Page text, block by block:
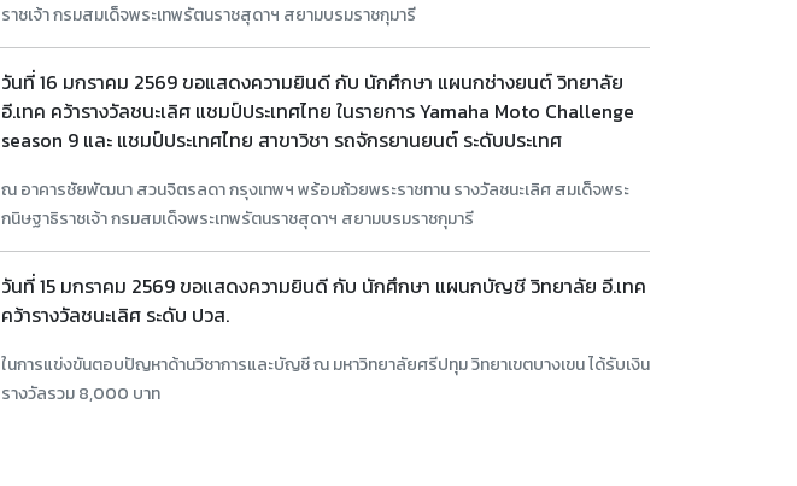
ราชเจ้า กรมสมเด็จพระเทพรัตนราชสุดาฯ สยามบรมราชกุมารี
วันที่ 16 มกราคม 2569 ขอแสดงความยินดี กับ นักศึกษา แผนกช่างยนต์ วิทยาลัย
อี.เทค คว้ารางวัลชนะเลิศ แชมป์ประเทศไทย ในรายการ Yamaha Moto Challenge
season 9 และ แชมป์ประเทศไทย สาขาวิชา รถจักรยานยนต์ ระดับประเทศ
ณ อาคารชัยพัฒนา สวนจิตรลดา กรุงเทพฯ พร้อมถ้วยพระราชทาน รางวัลชนะเลิศ สมเด็จพระ
กนิษฐาธิราชเจ้า กรมสมเด็จพระเทพรัตนราชสุดาฯ สยามบรมราชกุมารี
วันที่ 15 มกราคม 2569 ขอแสดงความยินดี กับ นักศึกษา แผนกบัญชี วิทยาลัย อี.เทค
คว้ารางวัลชนะเลิศ ระดับ ปวส.
ในการแข่งขันตอบปัญหาด้านวิชาการและบัญชี ณ มหาวิทยาลัยศรีปทุม วิทยาเขตบางเขน ได้รับเงิน
รางวัลรวม 8,000 บาท